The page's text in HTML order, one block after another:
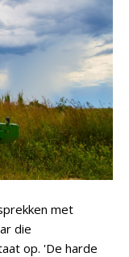
met
die
op. 'De harde